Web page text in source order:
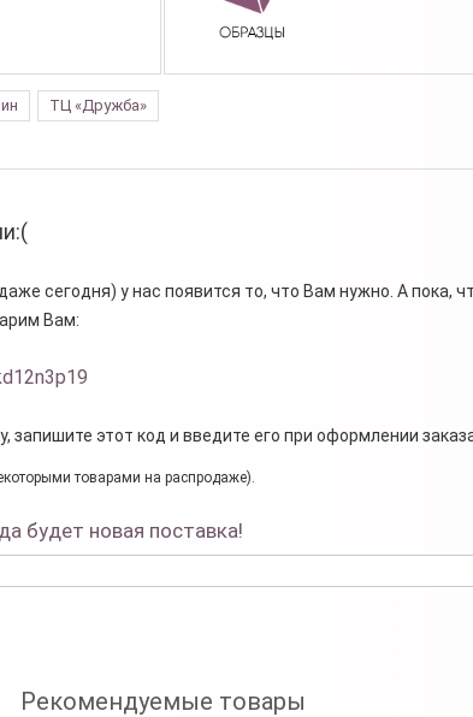
ТЦ «Дружба»
сегодня) у нас появится то, что Вам нужно. А пока,
Вам:
запишите этот код и введите его при оформлении
товарами на распродаже).
будет новая поставка!
Рекомендуемые товары